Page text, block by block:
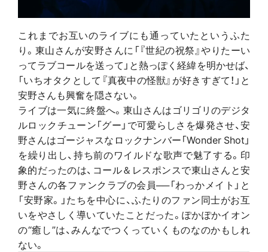
これまでお互いのライブにも通っていたというふた
り。東山さんが安野さんに「『世紀の祝祭』やりたーい
ってラブコールを送って」と熱っぽく経緯を明かせば、
「いちオタクとして『真夜中の怪獣』が好きすぎて！」と
安野さんも興奮を隠さない。
ライブは一気に終盤へ。東山さんはゴリゴリのデジタ
ルロックチューン「グー」で可愛らしさを爆発させ、安
野さんはゴージャスなロックナンバー「Wonder Shot」
を繰り出し、持ち前のワイルドな歌声で魅了する。印
象的だったのは、コール＆レスポンスで東山さんと安
野さんの各ファンクラブの会員──「わっかメイト」と
「安野家。」たちを中心に、ふたりのファン同士がお互
いをやさしく導いていたことだった。ぽかぽかイオン
の“癒し”は、みんなでつくっていくものなのかもしれ
ない。